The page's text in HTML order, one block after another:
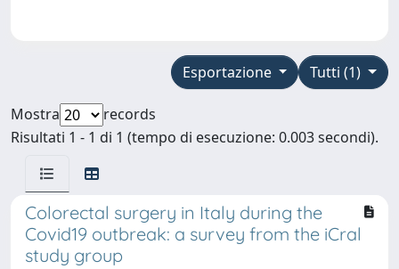
Tutti (1)
Esportazione
Mostra
records
Risultati 1 - 1 di 1 (tempo di esecuzione: 0.003 secondi).
Colorectal surgery in Italy during the
Covid19 outbreak: a survey from the iCral
study group